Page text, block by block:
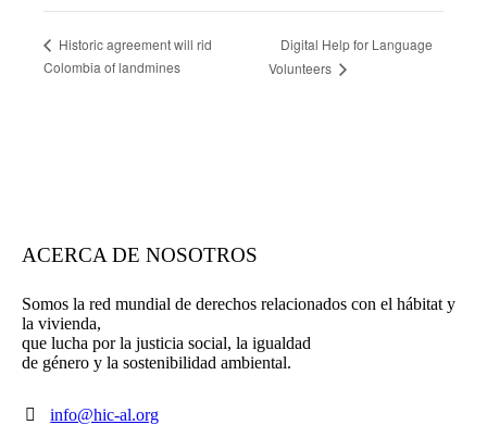
Historic agreement will rid
Colombia of landmines
Digital Help for Language
Volunteers
ACERCA DE NOSOTROS
Somos la red mundial de derechos relacionados con el hábitat y
la vivienda,
que lucha por la justicia social, la igualdad
de género y la sostenibilidad ambiental.
info@hic-al.org